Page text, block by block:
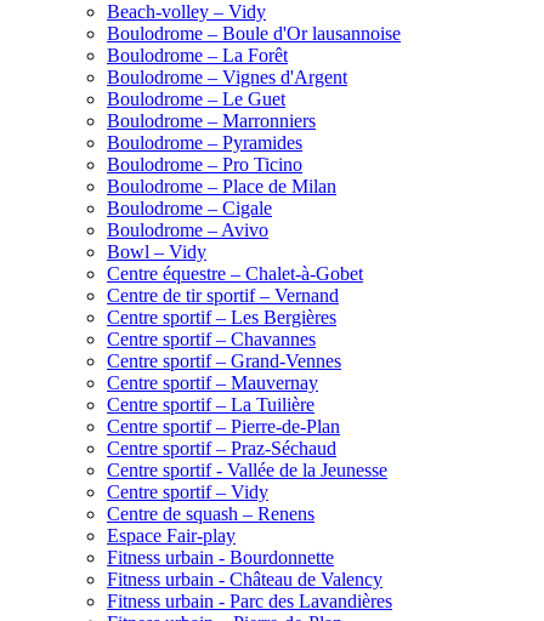
Beach-volley – Vidy
Boulodrome – Boule d'Or lausannoise
Boulodrome – La Forêt
Boulodrome – Vignes d'Argent
Boulodrome – Le Guet
Boulodrome – Marronniers
Boulodrome – Pyramides
Boulodrome – Pro Ticino
Boulodrome – Place de Milan
Boulodrome – Cigale
Boulodrome – Avivo
Bowl – Vidy
Centre équestre – Chalet-à-Gobet
Centre de tir sportif – Vernand
Centre sportif – Les Bergières
Centre sportif – Chavannes
Centre sportif – Grand-Vennes
Centre sportif – Mauvernay
Centre sportif – La Tuilière
Centre sportif – Pierre-de-Plan
Centre sportif – Praz-Séchaud
Centre sportif - Vallée de la Jeunesse
Centre sportif – Vidy
Centre de squash – Renens
Espace Fair-play
Fitness urbain - Bourdonnette
Fitness urbain - Château de Valency
Fitness urbain - Parc des Lavandières